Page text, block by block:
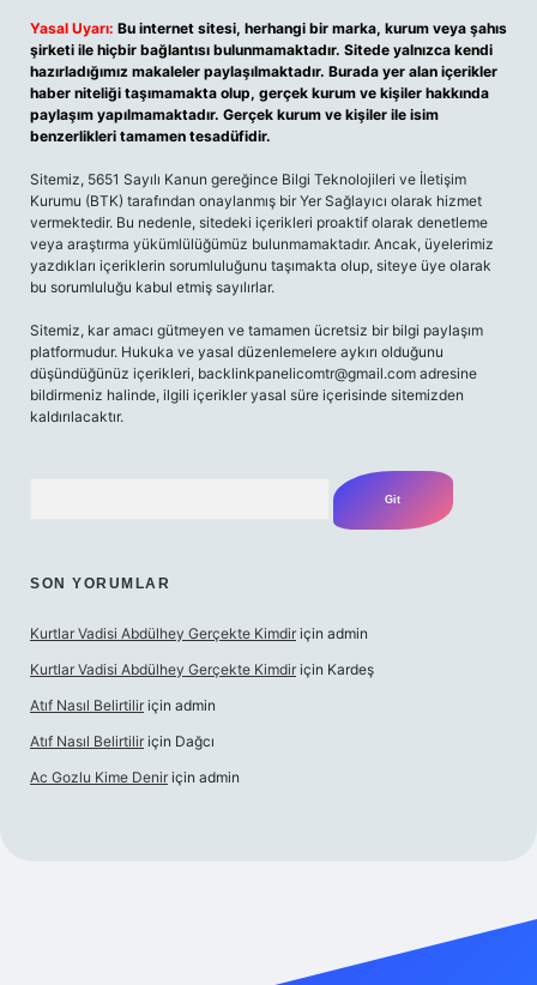
Yasal Uyarı: Bu internet sitesi, herhangi bir marka, kurum veya şahıs
şirketi ile hiçbir bağlantısı bulunmamaktadır. Sitede yalnızca kendi
hazırladığımız makaleler paylaşılmaktadır. Burada yer alan içerikler
haber niteliği taşımamakta olup, gerçek kurum ve kişiler hakkında
paylaşım yapılmamaktadır. Gerçek kurum ve kişiler ile isim
benzerlikleri tamamen tesadüfidir.
Sitemiz, 5651 Sayılı Kanun gereğince Bilgi Teknolojileri ve İletişim
Kurumu (BTK) tarafından onaylanmış bir Yer Sağlayıcı olarak hizmet
vermektedir. Bu nedenle, sitedeki içerikleri proaktif olarak denetleme
veya araştırma yükümlülüğümüz bulunmamaktadır. Ancak, üyelerimiz
yazdıkları içeriklerin sorumluluğunu taşımakta olup, siteye üye olarak
bu sorumluluğu kabul etmiş sayılırlar.
Sitemiz, kar amacı gütmeyen ve tamamen ücretsiz bir bilgi paylaşım
platformudur. Hukuka ve yasal düzenlemelere aykırı olduğunu
düşündüğünüz içerikleri, backlinkpanelicomtr@gmail.com adresine
bildirmeniz halinde, ilgili içerikler yasal süre içerisinde sitemizden
kaldırılacaktır.
SON YORUMLAR
Kurtlar Vadisi Abdülhey Gerçekte Kimdir için admin
Kurtlar Vadisi Abdülhey Gerçekte Kimdir için Kardeş
Atıf Nasıl Belirtilir için admin
Atıf Nasıl Belirtilir için Dağcı
Ac Gozlu Kime Denir için admin